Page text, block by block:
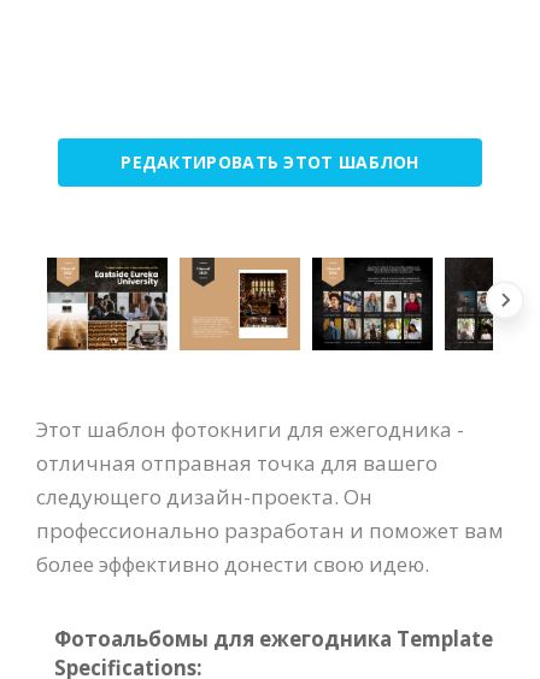
РЕДАКТИРОВАТЬ ЭТОТ ШАБЛОН
Этот шаблон фотокниги для ежегодника -
отличная отправная точка для вашего
следующего дизайн-проекта. Он
профессионально разработан и поможет вам
более эффективно донести свою идею.
Фотоальбомы для ежегодника Template
Specifications: